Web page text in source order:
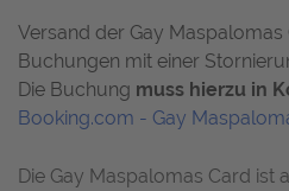
Versand der Gay
Buchungen mit einer
Die Buchung muss hierzu in
Booking.com - Gay
Die Gay Maspalomas Card ist